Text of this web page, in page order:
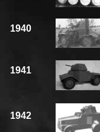
1940
1941
1942